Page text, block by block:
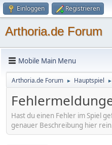
Einloggen Registrieren
Arthoria.de Forum
Mobile Main Menu
Arthoria.de Forum ► Hauptspiel ►
Hast du einen Fehler im Spiel
genauer Beschreibung hier